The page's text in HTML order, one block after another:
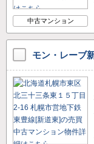
中古マンション
モン・レーブ新道